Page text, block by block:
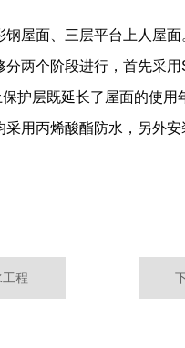
屋面、三层平台上人屋面
两个阶段进行，首先采
护层既延长了屋面的使
用丙烯酸酯防水，另外
程